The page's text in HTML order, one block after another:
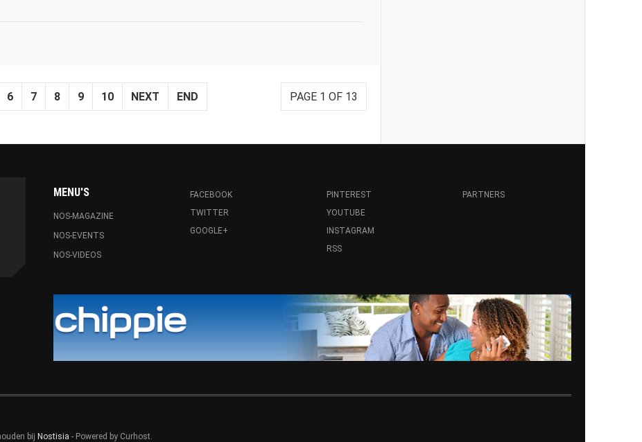
PAGE 1 OF 13
6 7 8 9 10 NEXT END
MENU'S
NOS-MAGAZINE
NOS-EVENTS
NOS-VIDEOS
FACEBOOK
TWITTER
GOOGLE+
PINTEREST
YOUTUBE
INSTAGRAM
RSS
PARTNERS
bij Nostisia - Powered by Curhost.